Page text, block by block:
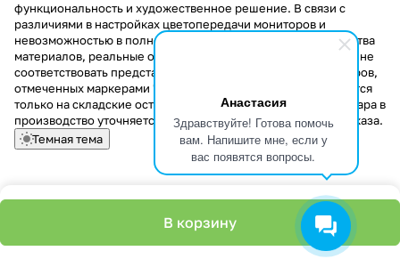
Анастасия
Здравствуйте! Готова помочь
вам. Напишите мне, если у
вас появятся вопросы.
В корзину
функциональность и художественное решение. В связи с
различиями в настройках цветопередачи мониторов и
невозможностью в полной мере передать некоторые свойства
материалов, реальные оттенки и текстуры продукции могут не
соответствовать представленным на сайте. Стоимость товаров,
отмеченных маркерами "Скидка!" и "Акция!" распространяется
только на складские остатки. Стоимость заказа данного товара в
производство уточняется у менеджера при оформлении заказа.
Темная тема